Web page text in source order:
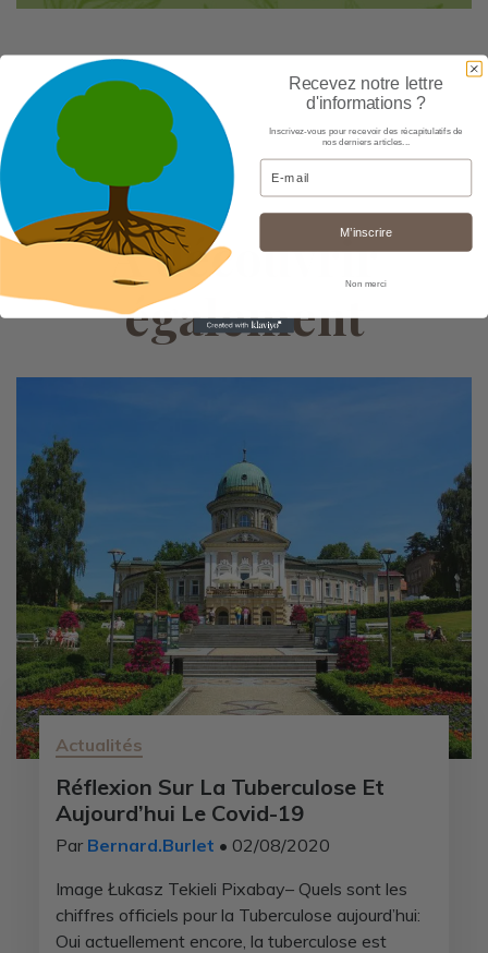
À découvrir
également
Actualités
Réflexion Sur La Tuberculose Et
Aujourd’hui Le Covid-19
Par Bernard.Burlet • 02/08/2020
Image Łukasz Tekieli Pixabay– Quels sont les
chiffres officiels pour la Tuberculose aujourd’hui:
Oui actuellement encore, la tuberculose est
Recevez notre lettre
d'informations ?
Inscrivez-vous pour recevoir des récapitulatifs de
nos derniers articles...
Email
M’inscrire
Non merci